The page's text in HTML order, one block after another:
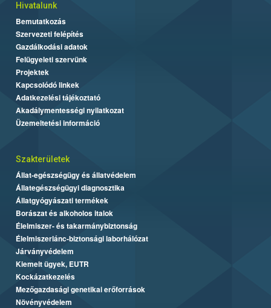
Hivatalunk
Bemutatkozás
Szervezeti felépítés
Gazdálkodási adatok
Felügyeleti szervünk
Projektek
Kapcsolódó linkek
Adatkezelési tájékoztató
Akadálymentességi nyilatkozat
Üzemeltetési információ
Szakterületek
Állat-egészségügy és állatvédelem
Állategészségügyi diagnosztika
Állatgyógyászati termékek
Borászat és alkoholos italok
Élelmiszer- és takarmánybiztonság
Élelmiszerlánc-biztonsági laborhálózat
Járványvédelem
Kiemelt ügyek, EUTR
Kockázatkezelés
Mezőgazdasági genetikai erőforrások
Növényvédelem